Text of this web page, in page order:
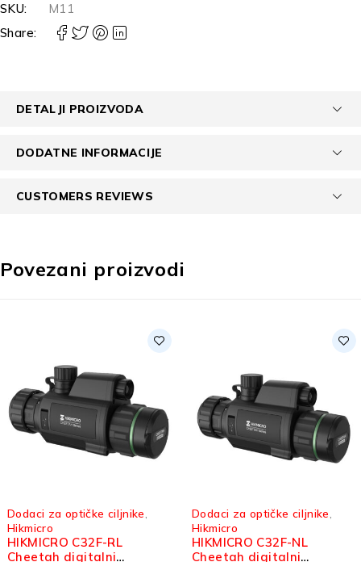
SKU:
M11
Share:
DETALJI PROIZVODA
DODATNE INFORMACIJE
CUSTOMERS REVIEWS
Povezani proizvodi
Dodaci za optičke ciljnike
Hikmicro
HIKMICRO C32F-RL
Cheetah digitalni
Dodaci za optičke ciljnike
Hikmicro
HIKMICRO C32F-NL
Cheetah digitalni